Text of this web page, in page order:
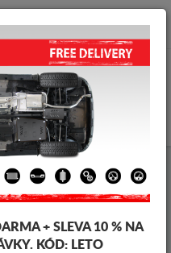
motor Volvo XC40
vozidel
+ SLEVA 10 % NA
KÓD: LETO